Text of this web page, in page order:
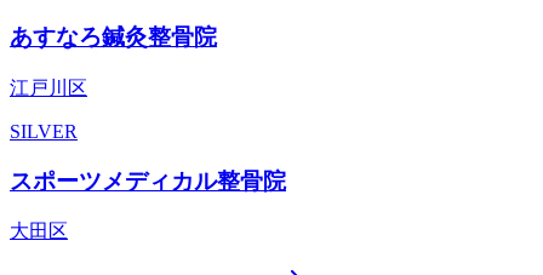
あすなろ鍼灸整骨院
江戸川区
SILVER
スポーツメディカル整骨院
大田区